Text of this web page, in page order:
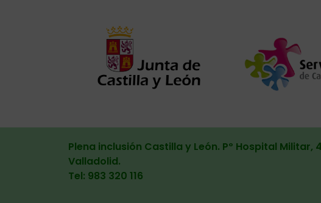
Plena inclusión Castilla y León. Pº Hospital Militar,
Valladolid.
Tel: 983 320 116